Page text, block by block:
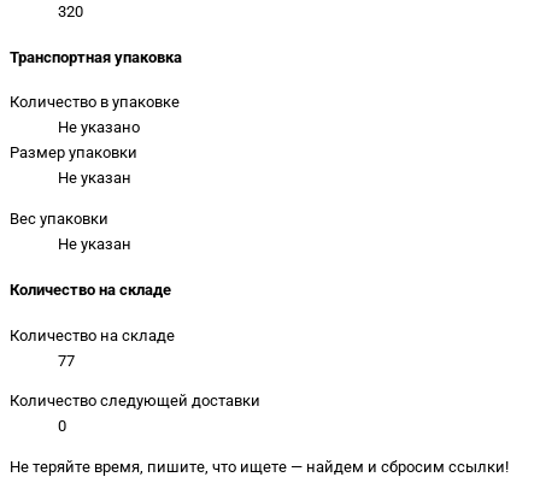
320
Транспортная упаковка
Количество в упаковке
Не указано
Размер упаковки
Не указан
Вес упаковки
Не указан
Количество на складе
Количество на складе
77
Количество следующей доставки
0
Не теряйте время, пишите, что ищете — найдем и сбросим ссылки!